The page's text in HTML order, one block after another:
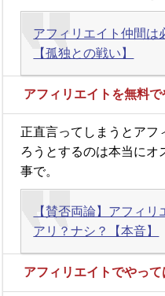
アフィリエイト仲間は
【孤独との戦い】
アフィリエイトを無料
正直言ってしまうとアフ
ろうとするのは本当にオ
事で。
【賛否両論】アフィ
アリ？ナシ？【本音】
アフィリエイトでやって